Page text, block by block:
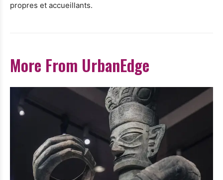
propres et accueillants.
More From UrbanEdge